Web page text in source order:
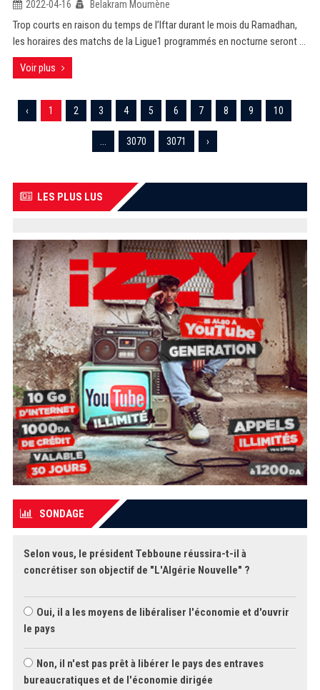
2022-04-16 Belakram Moumène
Trop courts en raison du temps de l’Iftar durant le mois du Ramadhan,
les horaires des matchs de la Ligue1 programmés en nocturne seront ...
Voir plus
‹ 1 2 3 4 5 6 7 8 9 10
3070 3071 ›
LES PLUS LUS
SONDAGE
Selon vous, le président Tebboune réussira-t-il à
concrétiser son objectif de "L'Algérie Nouvelle" ?
Oui, il a les moyens de libéraliser l'économie et d'ouvrir
le pays
Non, il n'est pas prêt à libérer le pays des entraves
bureaucratiques et de l'économie dirigée